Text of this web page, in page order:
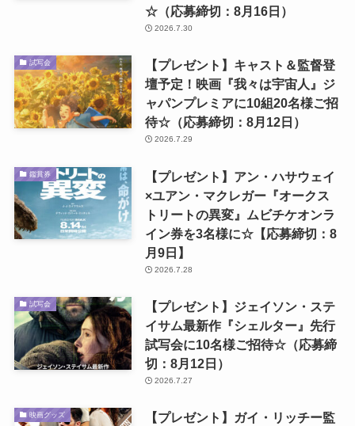
☆（応募締切：8月16日）
2026.7.30
試写会
【プレゼント】キャスト＆監督登
壇予定！映画『我々は宇宙人』ジ
ャパンプレミアに10組20名様ご招
待☆（応募締切：8月12日）
2026.7.29
鑑賞券
【プレゼント】アン・ハサウェイ
×ユアン・マクレガー『オークス
トリートの異変』ムビチケオンラ
イン券を3名様に☆【応募締切：8
月9日】
2026.7.28
試写会
【プレゼント】ジェイソン・ステ
イサム最新作『シェルター』先行
試写会に10名様ご招待☆（応募締
切：8月12日）
2026.7.27
映画グッズ
【プレゼント】ガイ・リッチー監